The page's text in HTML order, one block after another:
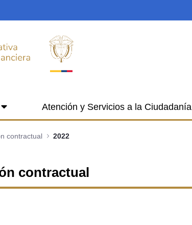
Atención y Servicios a la Ciudadanía
contractual 2022
contractual